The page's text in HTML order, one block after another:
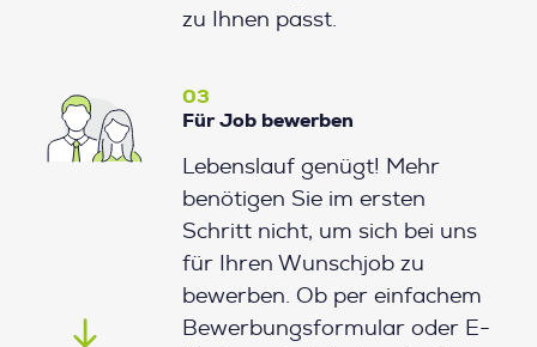
zu Ihnen passt.
03
Für Job bewerben
Lebenslauf genügt! Mehr
benötigen Sie im ersten
Schritt nicht, um sich bei uns
für Ihren Wunschjob zu
bewerben. Ob per einfachem
Bewerbungsformular oder E-